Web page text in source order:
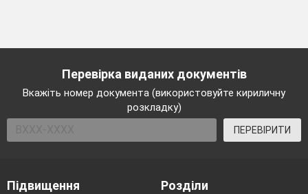
Перевірка виданих документів
Вкажіть номер документа (використовуйте кириличну
розкладку)
ПЕРЕВІРИТИ
Підвищення
Розділи